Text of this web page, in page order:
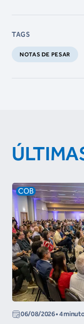
TAGS
NOTAS DE PESAR
COB
06/08/2026• 4